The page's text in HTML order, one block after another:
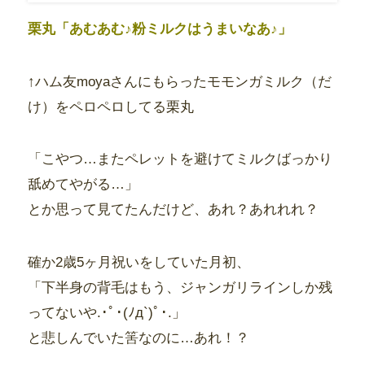
栗丸「あむあむ♪粉ミルクはうまいなあ♪」
↑ハム友moyaさんにもらったモモンガミルク（だ
け）をペロペロしてる栗丸
「こやつ…またペレットを避けてミルクばっかり
舐めてやがる…」
とか思って見てたんだけど、あれ？あれれれ？
確か2歳5ヶ月祝いをしていた月初、
「下半身の背毛はもう、ジャンガリラインしか残
ってないや.･ﾟ･(ﾉд`)ﾟ･.」
と悲しんでいた筈なのに…あれ！？